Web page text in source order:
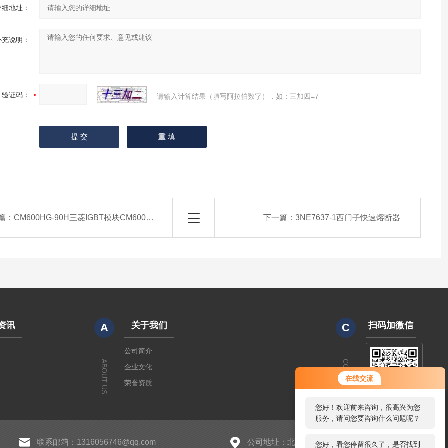
在线交流
您好！欢迎前来咨询，很高兴为您
服务，请问您要咨询什么问题呢？
您好，看您停留很久了，是否找到
了需求产品，您可以直接在线与我
细地址：
充说明：
验证码： 请输入计算结果（填写阿拉伯数字），如：三加四=7
：CM600HG-90H三菱IGBT模块CM600HG-90H 下一篇： 3NE7637-1西门子快速熔断器
讯 A
ABOUT US
关于我们
公司简介
企业文化
荣誉资质
C
CODE
扫码加微信
联系邮箱：1316056746@qq.com 公司地址：北京市朝阳区中东路398号